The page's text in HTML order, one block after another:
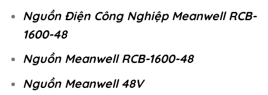
Nguồn Điện Công Nghiệp Meanwell RCB-
1600-48
Nguồn Meanwell RCB-1600-48
Nguồn Meanwell 48V